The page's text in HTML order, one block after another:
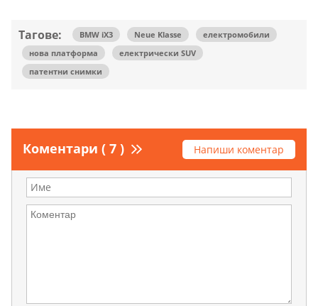
Тагове: BMW iX3 Neue Klasse
електромобили
нова платформа
електрически SUV
патентни снимки
Коментари ( 7 ) Напиши коментар